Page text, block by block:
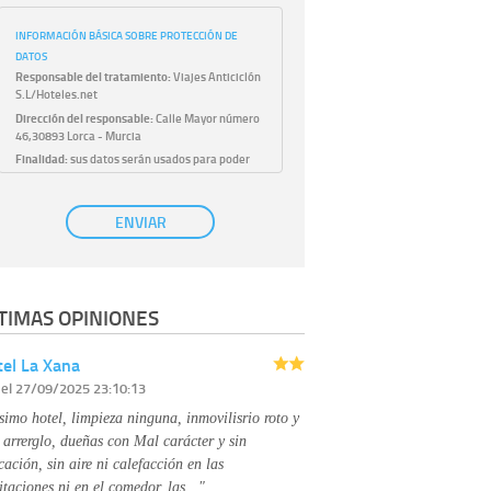
INFORMACIÓN BÁSICA SOBRE PROTECCIÓN DE
DATOS
Responsable del tratamiento:Viajes Anticiclón
S.L/Hoteles.net
Dirección del responsable:Calle Mayor número
46,30893 Lorca - Murcia
Finalidad:sus datos serán usados para poder
atender sus solicitudes y prestarle nuestros
Publicidad: solo le enviaremos publicidad con su
autorización previa, que podrá facilitarnos
con su consentimiento previo, que podrá
facilitarnos mediante la casilla correspondiente
Destinatarios:
personal de nuestra entidad que esté
conocimiento de la información que le pedimos.
No se comunicarán datos a terceros.
Derechos: tiene derecho a saber qué
información tenemos sobre usted, corregirla y
ENVIAR
OPINIONES
La Xana
el 27/09/2025 23:10:13
hotel, limpieza ninguna, inmovilisrio roto y
dueñas con Mal carácter y sin
sin aire ni calefacción en las
ni en el comedor, las…"